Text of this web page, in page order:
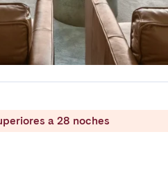
a 28 noches